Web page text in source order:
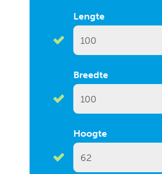
Lengte
Breedte
Hoogte